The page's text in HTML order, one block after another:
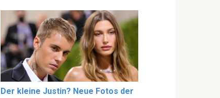
Der kleine Justin? Neue Fotos der